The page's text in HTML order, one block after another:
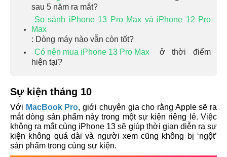
sau 5 năm ra mắt?
So sánh iPhone 13 Pro Max và iPhone 12 Pro
Max
: Dòng máy nào vẫn còn tốt?
Có nên mua iPhone 13 Pro Max ở thời điểm
hiện tại?
Sự kiện tháng 10
Với MacBook Pro, giới chuyên gia cho rằng Apple sẽ ra
mắt dòng sản phẩm này trong một sự kiện riêng lẻ. Việc
không ra mắt cùng iPhone 13 sẽ giúp thời gian diễn ra sự
kiện không quá dài và người xem cũng không bị ‘ngột’
sản phẩm trong cùng sự kiện.